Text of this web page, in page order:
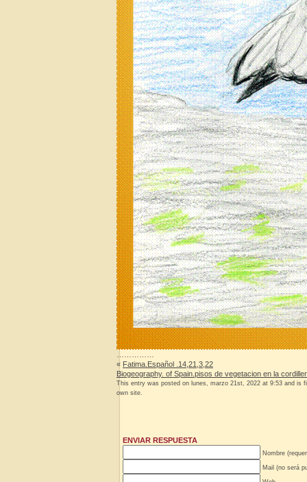
« Fatima.Español .14,21,3,22
Biogeography. of Spain.pisos de vegetacion en la
This entry was posted on lunes, marzo 21st, 2022 at 9:53 and is
own site.
ENVIAR RESPUESTA
Nombre
Mail (no será